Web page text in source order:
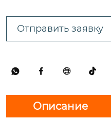
Отправить заявку
   
Описание